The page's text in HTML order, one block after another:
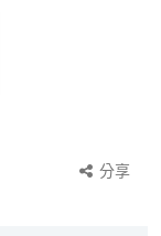
分享